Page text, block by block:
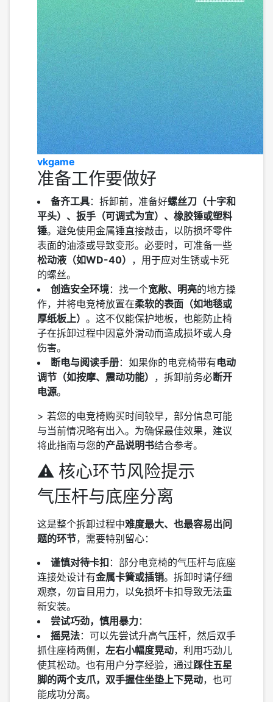
vkgame
准备工作要做好
备齐工具：拆卸前，准备好螺丝刀（十字和
平头）、扳手（可调式为宜）、橡胶锤或塑料
锤。避免使用金属锤直接敲击，以防损坏零件
表面的油漆或导致变形。必要时，可准备一些
松动液（如WD-40） ，用于应对生锈或卡死
的螺丝。
创造安全环境：找一个宽敞、明亮的地方操
作，并将电竞椅放置在柔软的表面（如地毯或
厚纸板上） 。这不仅能保护地板，也能防止椅
子在拆卸过程中因意外滑动而造成损坏或人身
伤害。
断电与阅读手册：如果你的电竞椅带有电动
调节（如按摩、震动功能） ，拆卸前务必断开
电源。
> 若您的电竞椅购买时间较早，部分信息可能
与当前情况略有出入。为确保最佳效果，建议
将此指南与您的产品说明书结合参考。
⚠️ 核心环节风险提示
气压杆与底座分离
这是整个拆卸过程中难度最大、也最容易出问
题的环节，需要特别留心：
谨慎对待卡扣 ：部分电竞椅的气压杆与底座
连接处设计有金属卡簧或插销。拆卸时请仔细
观察，勿盲目用力，以免损坏卡扣导致无法重
新安装。
尝试巧劲，慎用暴力：
摇晃法：可以先尝试升高气压杆，然后双手
抓住座椅两侧， 左右小幅度晃动，利用巧劲儿
使其松动。也有用户分享经验，通过踩住五星
脚的两个支爪，双手握住坐垫上下晃动，也可
能成功分离。